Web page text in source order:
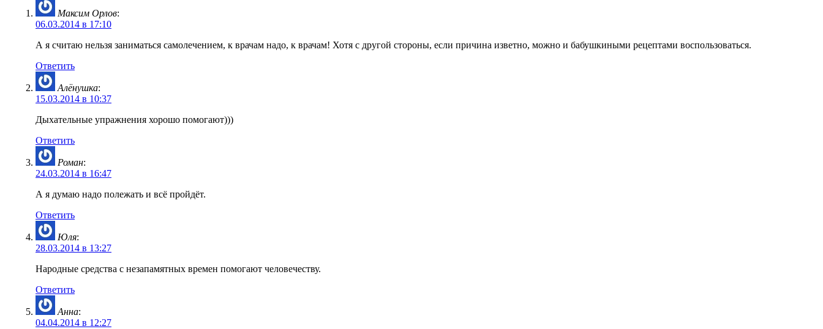
Максим Орлов:
06.03.2014 в 17:10
А я считаю нельзя заниматься самолечением, к врачам надо, к врачам! Хотя с другой стороны, если причина изветно, можно и бабушкиными рецептами воспользоваться.
Ответить
Алёнушка:
15.03.2014 в 10:37
Дыхательные упражнения хорошо помогают)))
Ответить
Роман:
24.03.2014 в 16:47
А я думаю надо полежать и всё пройдёт.
Ответить
Юля:
28.03.2014 в 13:27
Народные средства с незапамятных времен помогают человечеству.
Ответить
Анна:
04.04.2014 в 12:27